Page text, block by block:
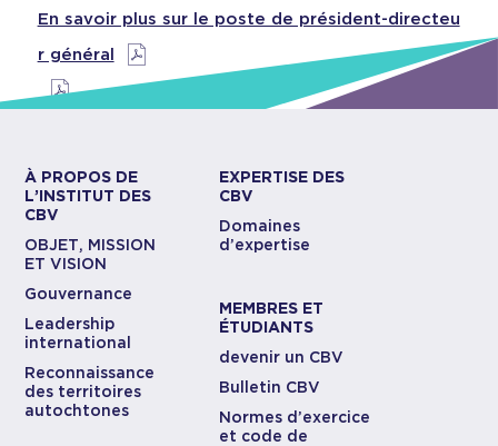
En savoir plus sur le poste de président-directeu
r général
À PROPOS DE
L’INSTITUT DES
CBV
OBJET, MISSION
ET VISION
Gouvernance
Leadership
international
Reconnaissance
des territoires
autochtones
EXPERTISE DES
CBV
Domaines
d’expertise
MEMBRES ET
ÉTUDIANTS
devenir un CBV
Bulletin CBV
Normes d’exercice
et code de